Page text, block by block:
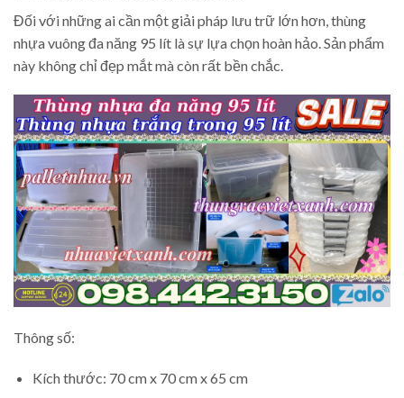
Đối với những ai cần một giải pháp lưu trữ lớn hơn, thùng
nhựa vuông đa năng 95 lít là sự lựa chọn hoàn hảo. Sản phẩm
này không chỉ đẹp mắt mà còn rất bền chắc.
Thông số:
Kích thước: 70 cm x 70 cm x 65 cm